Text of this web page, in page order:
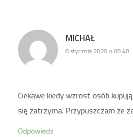
MICHAŁ
8 stycznia 2020 o 08:48
Ciekawe kiedy wzrost osób
się zatrzyma. Przypuszczam że
Odpowiedz